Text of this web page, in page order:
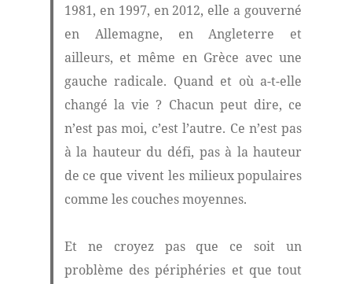
1981, en 1997, en 2012, elle a gouverné
en Allemagne, en Angleterre et
ailleurs, et même en Grèce avec une
gauche radicale. Quand et où a-t-elle
changé la vie ? Chacun peut dire, ce
n’est pas moi, c’est l’autre. Ce n’est pas
à la hauteur du défi, pas à la hauteur
de ce que vivent les milieux populaires
comme les couches moyennes.
Et ne croyez pas que ce soit un
problème des périphéries et que tout